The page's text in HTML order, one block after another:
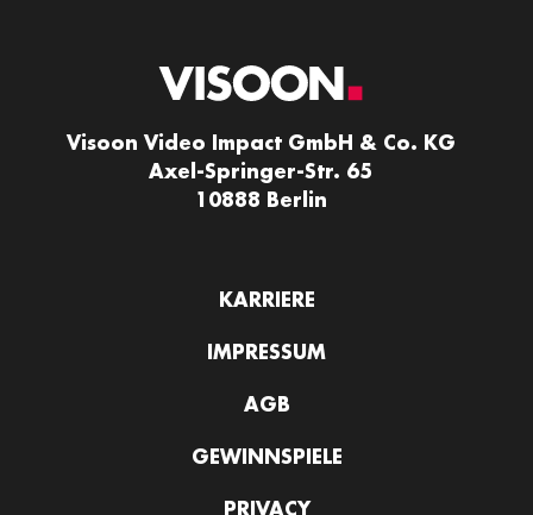
Visoon Video Impact GmbH & Co. KG
Axel-Springer-Str. 65
10888 Berlin
KARRIERE
IMPRESSUM
AGB
GEWINNSPIELE
PRIVACY